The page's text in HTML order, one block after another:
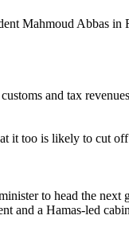
Mahmoud Abbas
and tax
it too is likely to cut
to head the
and a Hamas-led